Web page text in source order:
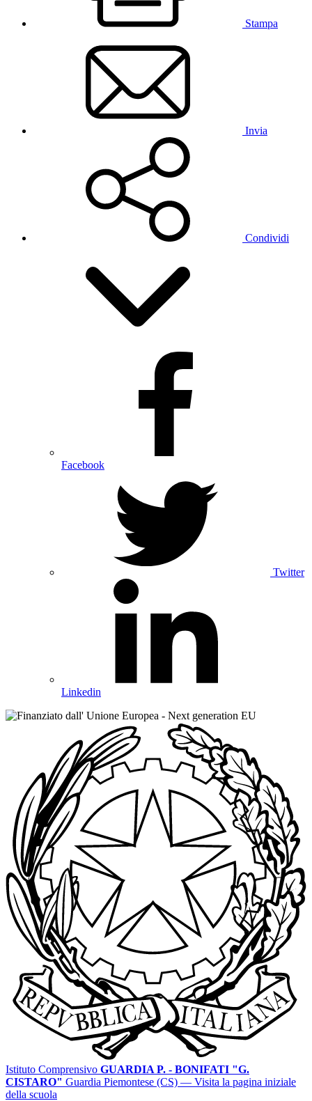
Stampa
Invia
Condividi
Facebook
Twitter
Linkedin
Istituto Comprensivo GUARDIA P. - BONIFATI "G.
CISTARO" Guardia Piemontese (CS) — Visita la pagina iniziale
della scuola